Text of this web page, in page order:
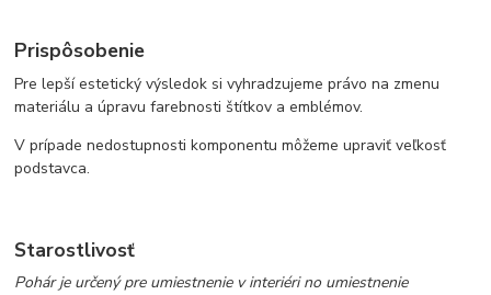
Prispôsobenie
Pre lepší estetický výsledok si vyhradzujeme právo na zmenu
materiálu a úpravu farebnosti štítkov a emblémov.
V prípade nedostupnosti komponentu môžeme upraviť veľkosť
podstavca.
Starostlivosť
Pohár je určený pre umiestnenie v interiéri no umiestnenie